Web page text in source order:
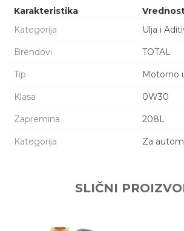
Karakteristika
Kategorija
Ulja i
Brendovi TOTAL
Tip Motorno
Klasa 0W30
Zapremina 208L
Kategorija Za
SLIČNI